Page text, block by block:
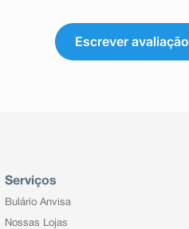
Escrever avaliação
Serviços
Bulário Anvisa
Nossas Lojas